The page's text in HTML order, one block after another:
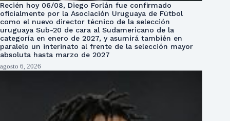
Recién hoy 06/08, Diego Forlán fue confirmado
oficialmente por la Asociación Uruguaya de Fútbol
como el nuevo director técnico de la selección
uruguaya Sub-20 de cara al Sudamericano de la
categoría en enero de 2027, y asumirá también en
paralelo un interinato al frente de la selección mayor
absoluta hasta marzo de 2027
agosto 6, 2026